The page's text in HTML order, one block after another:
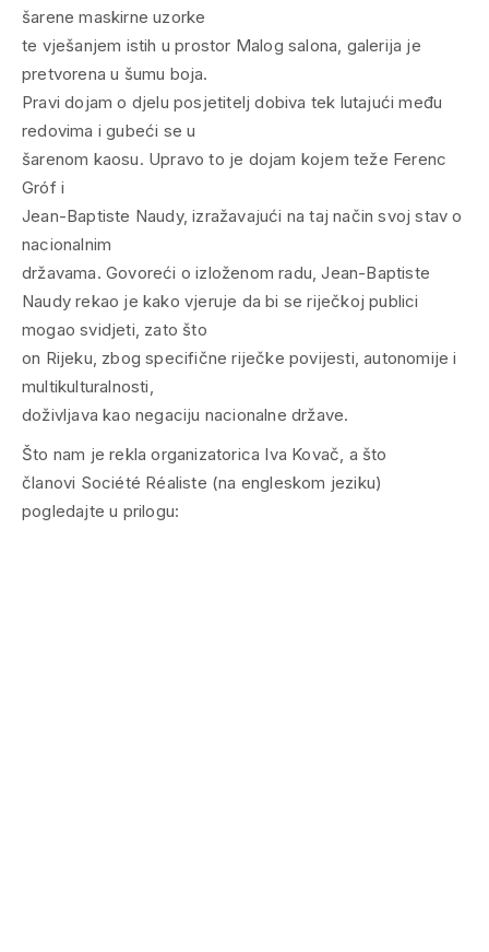
šarene maskirne uzorke
te vješanjem istih u prostor Malog salona, galerija je
pretvorena u šumu boja.
Pravi dojam o djelu posjetitelj dobiva tek lutajući među
redovima i gubeći se u
šarenom kaosu. Upravo to je dojam kojem teže Ferenc
Gróf i
Jean-Baptiste Naudy, izražavajući na taj način svoj stav o
nacionalnim
državama. Govoreći o izloženom radu, Jean-Baptiste
Naudy rekao je kako vjeruje da bi se riječkoj publici
mogao svidjeti, zato što
on Rijeku, zbog specifične riječke povijesti, autonomije i
multikulturalnosti,
doživljava kao negaciju nacionalne države.
Što nam je rekla organizatorica Iva Kovač, a što
članovi Société Réaliste (na engleskom jeziku)
pogledajte u prilogu: